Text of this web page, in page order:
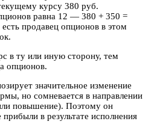
курсу 380 руб.
равна 12 — 380 + 350 =
продавец опционов в этом
в ту или иную сторону, тем
опционов.
значительное изменение
но сомневается в направлении
повышение). Поэтому он
в результате исполнения